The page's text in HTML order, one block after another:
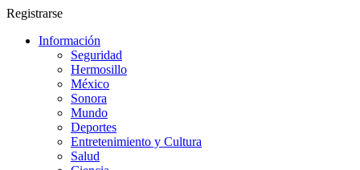
Registrarse
Información
Seguridad
Hermosillo
México
Sonora
Mundo
Deportes
Entretenimiento y Cultura
Salud